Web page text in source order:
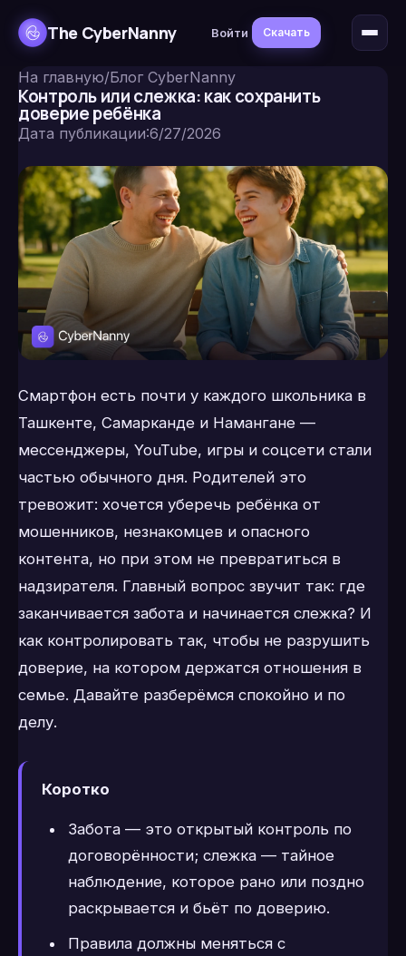
The CyberNanny Войти Скачать
На главную/Блог CyberNanny
Контроль или слежка: как сохранить
доверие ребёнка
Дата публикации:6/27/2026
Смартфон есть почти у каждого школьника в
Ташкенте, Самарканде и Намангане —
мессенджеры, YouTube, игры и соцсети стали
частью обычного дня. Родителей это
тревожит: хочется уберечь ребёнка от
мошенников, незнакомцев и опасного
контента, но при этом не превратиться в
надзирателя. Главный вопрос звучит так: где
заканчивается забота и начинается слежка? И
как контролировать так, чтобы не разрушить
доверие, на котором держатся отношения в
семье. Давайте разберёмся спокойно и по
делу.
Коротко
Забота — это открытый контроль по
договорённости; слежка — тайное
наблюдение, которое рано или поздно
раскрывается и бьёт по доверию.
Правила должны меняться с